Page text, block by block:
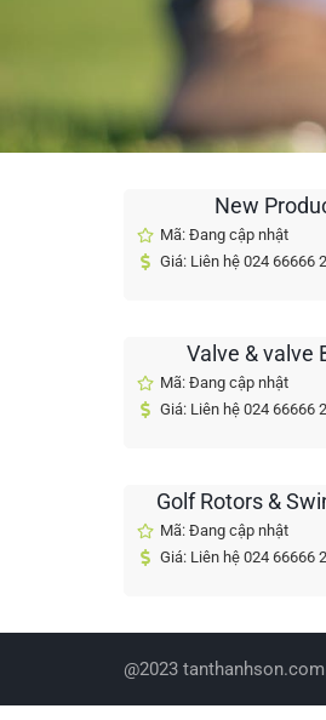
New
Mã: Đang cập nhật
Giá: Liên hệ 024 66666
Valve & valve
Mã: Đang cập nhật
Giá: Liên hệ 024 66666
Golf Rotors &
Mã: Đang cập nhật
Giá: Liên hệ 024 66666
@2023 tanthanhson.com